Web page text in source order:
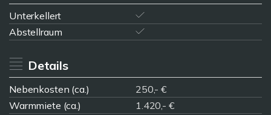
Unterkellert
Abstellraum
Details
Nebenkosten (ca.)
250,- €
Warmmiete (ca.)
1.420,- €